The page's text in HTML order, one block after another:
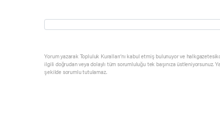
Yorum yazarak Topluluk Kuralları’nı kabul etmiş bulunuyor ve
ilgili doğrudan veya dolaylı tüm sorumluluğu tek başınıza üstleniyorsunuz.
şekilde sorumlu tutulamaz.